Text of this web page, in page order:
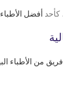
أفضل
فريق من الأطباء